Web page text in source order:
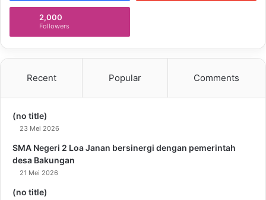
2,000
Followers
Recent Popular Comments
(no title)
23 Mei 2026
SMA Negeri 2 Loa Janan bersinergi dengan pemerintah
desa Bakungan
21 Mei 2026
(no title)